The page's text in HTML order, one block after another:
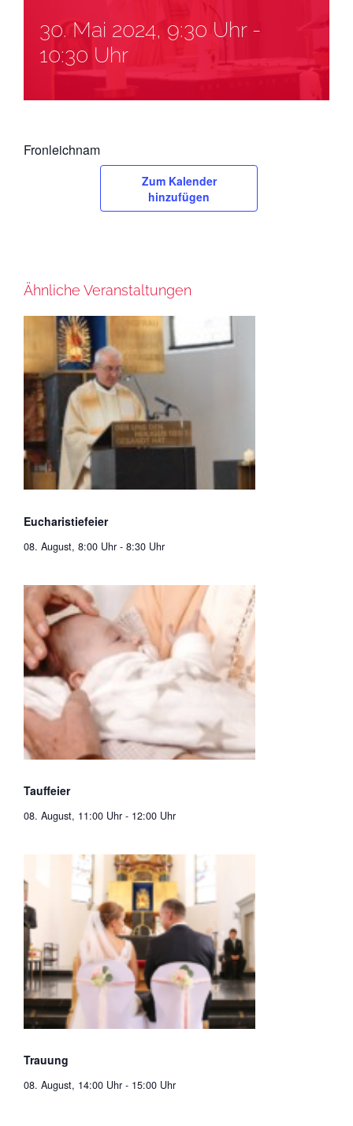
30. Mai 2024, 9:30 Uhr-
10:30 Uhr
Fronleichnam
Zum Kalender
hinzufügen
Ähnliche Veranstaltungen
Eucharistiefeier
08. August, 8:00 Uhr - 8:30 Uhr
Tauffeier
08. August, 11:00 Uhr - 12:00 Uhr
Trauung
08. August, 14:00 Uhr - 15:00 Uhr